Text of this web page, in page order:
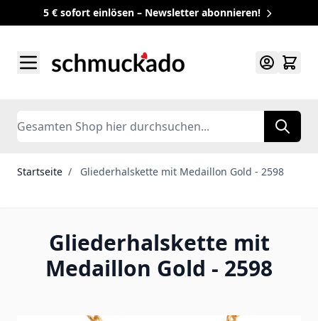
5 € sofort einlösen – Newsletter abonnieren!
Search
Startseite / Gliederhalskette mit Medaillon Gold - 2598
Gliederhalskette mit
Medaillon Gold - 2598